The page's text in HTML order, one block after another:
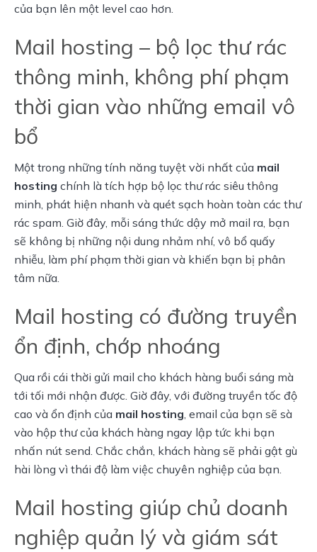
của bạn lên một level cao hơn.
Mail hosting – bộ lọc thư rác
thông minh, không phí phạm
thời gian vào những email vô
bổ
Một trong những tính năng tuyệt vời nhất của mail
hosting chính là tích hợp bộ lọc thư rác siêu thông
minh, phát hiện nhanh và quét sạch hoàn toàn các thư
rác spam. Giờ đây, mỗi sáng thức dậy mở mail ra, bạn
sẽ không bị những nội dung nhảm nhí, vô bổ quấy
nhiễu, làm phí phạm thời gian và khiến bạn bị phân
tâm nữa.
Mail hosting có đường truyền
ổn định, chớp nhoáng
Qua rồi cái thời gửi mail cho khách hàng buổi sáng mà
tới tối mới nhận được. Giờ đây, với đường truyền tốc độ
cao và ổn định của mail hosting , email của bạn sẽ sà
vào hộp thư của khách hàng ngay lập tức khi bạn
nhấn nút send. Chắc chắn, khách hàng sẽ phải gật gù
hài lòng vì thái độ làm việc chuyên nghiệp của bạn.
Mail hosting giúp chủ doanh
nghiệp quản lý và giám sát